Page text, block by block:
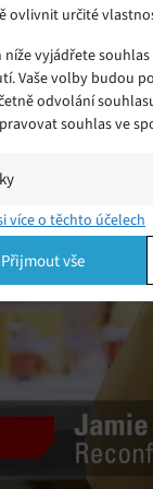
ovlivnit určité
vyjádřete
Vaše volby budou
odvolání
souhlas ve
a/nebo přístup k
kombinací údajů
a/nebo přístup k
Vytváření profilů pro
reklamy,
výběr
více o těchto účelech
Přijmout vše